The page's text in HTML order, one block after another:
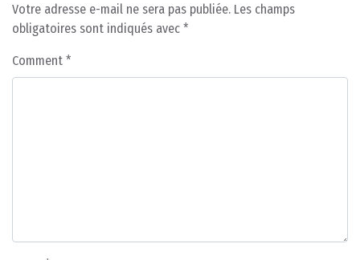
Votre adresse e-mail ne sera pas publiée. Les champs
obligatoires sont indiqués avec *
Comment *